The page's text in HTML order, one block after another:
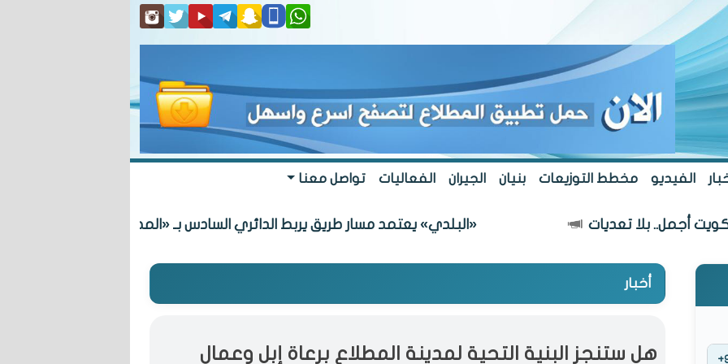
الفيديو مخطط التوزيعات بنيان الجيران الفعاليات تواصل معنا
بلا تعديات «البلدي» يعتمد مسار طريق يربط الدائري السادس بـ «المطلاع» السكنية
أخبار
هل ستنجز البنية التحية لمدينة المطلاع برعاة إبل وعمال